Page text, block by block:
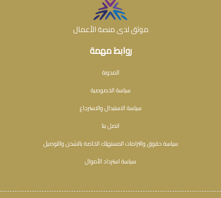
روابط مهمة
المدونة
سياسة الخصوصية
سياسة الاستبدال والاسترجاع
اتصل بنا
سياسة حقوق والتزامات المستهلك الخاصة بالشحن والتوصيل
سياسة استرداد الأموال
موثق لدى منصة الأعمال